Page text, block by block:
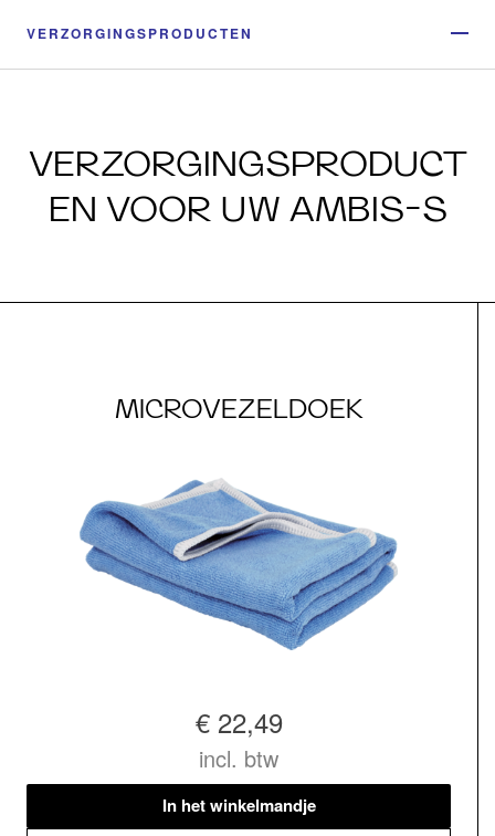
VERZORGINGSPRODUCTEN
VERZORGINGSPRODUCT
EN VOOR UW AMBIS-S
MICROVEZELDOEK
€ 22,49
incl. btw
In het winkelmandje